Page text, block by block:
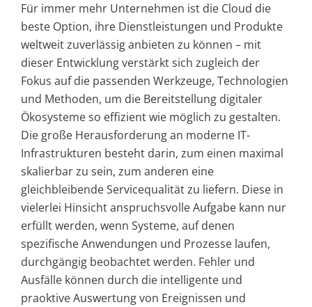
Für immer mehr Unternehmen ist die Cloud die
beste Option, ihre Dienstleistungen und Produkte
weltweit zuverlässig anbieten zu können – mit
dieser Entwicklung verstärkt sich zugleich der
Fokus auf die passenden Werkzeuge, Technologien
und Methoden, um die Bereitstellung digitaler
Ökosysteme so effizient wie möglich zu gestalten.
Die große Herausforderung an moderne IT-
Infrastrukturen besteht darin, zum einen maximal
skalierbar zu sein, zum anderen eine
gleichbleibende Servicequalität zu liefern. Diese in
vielerlei Hinsicht anspruchsvolle Aufgabe kann nur
erfüllt werden, wenn Systeme, auf denen
spezifische Anwendungen und Prozesse laufen,
durchgängig beobachtet werden. Fehler und
Ausfälle können durch die intelligente und
praoktive Auswertung von Ereignissen und